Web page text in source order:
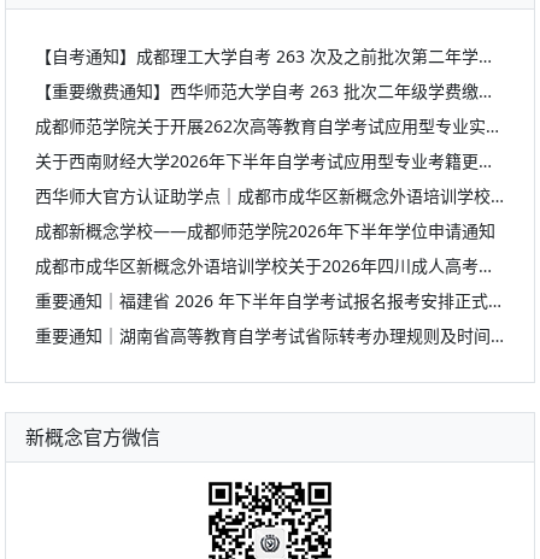
【自考通知】成都理工大学自考 263 次及之前批次第二年学费缴纳提醒
【重要缴费通知】西华师范大学自考 263 批次二年级学费缴纳提醒
成都师范学院关于开展262次高等教育自学考试应用型专业实践课程线上考核工作的通知
关于西南财经大学2026年下半年自学考试应用型专业考籍更改办理的通知
西华师大官方认证助学点｜成都市成华区新概念外语培训学校，学历提升靠谱之选
成都新概念学校——成都师范学院2026年下半年学位申请通知
成都市成华区新概念外语培训学校关于2026年四川成人高考报名、报考流程及报考要求的官方通知
重要通知｜福建省 2026 年下半年自学考试报名报考安排正式公布
重要通知｜湖南省高等教育自学考试省际转考办理规则及时间提醒
新概念官方微信